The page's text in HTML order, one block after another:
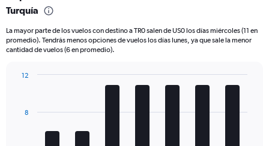
Range:
categories.
The
chart
displaying
Turquía
La mayor parte de los vuelos con destino a TR0 salen de US0 los días miércoles (11 en
promedio). Tendrás menos opciones de vuelos los días lunes, ya que sale la menor
cantidad de vuelos (6 en promedio).
8
12